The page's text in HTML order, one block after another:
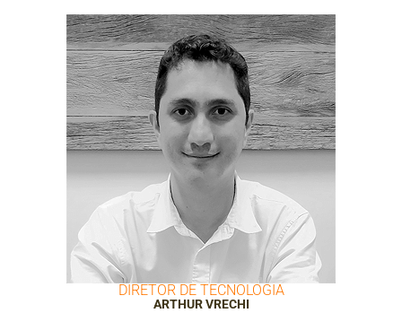
DIRETOR DE TECNOLOGIA
ARTHUR VRECHI